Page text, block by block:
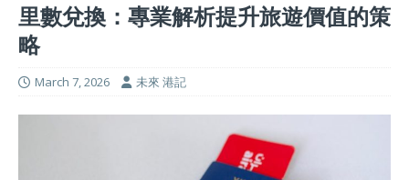
里數兌換：專業解析提升旅遊價值的策
略
March 7, 2026 未來 港記